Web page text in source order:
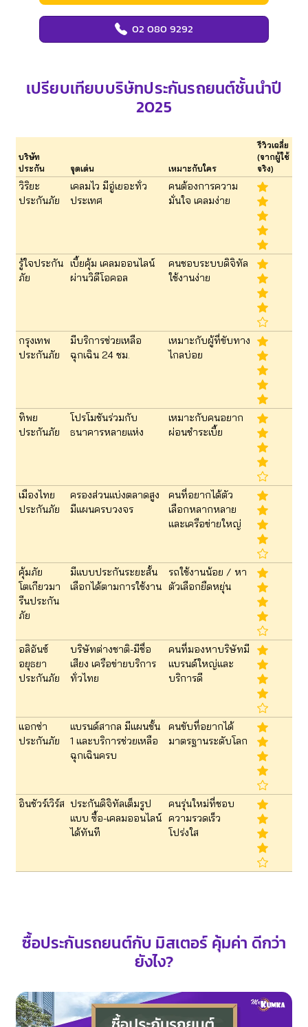
02 080 9292
เปรียบเทียบบริษัทประกันรถยนต์ชั้นนำปี
2025
บริษัท
ประกัน
จุดเด่น เหมาะกับใคร
รีวิวเฉลี่ย
(จากผู้ใช้
จริง)
วิริยะ
ประกันภัย
เคลมไว มีอู่เยอะทั่ว
ประเทศ
คนต้องการความ
มั่นใจ เคลมง่าย
รู้ใจประกัน
ภัย
เบี้ยคุ้ม เคลมออนไลน์
ผ่านวิดีโอคอล
คนชอบระบบดิจิทัล
ใช้งานง่าย
กรุงเทพ
ประกันภัย
มีบริการช่วยเหลือ
ฉุกเฉิน 24 ชม.
เหมาะกับผู้ที่ขับทาง
ไกลบ่อย
ทิพย
ประกันภัย
โปรโมชันร่วมกับ
ธนาคารหลายแห่ง
เหมาะกับคนอยาก
ผ่อนชำระเบี้ย
เมืองไทย
ประกันภัย
ครองส่วนแบ่งตลาดสูง
มีแผนครบวงจร
คนที่อยากได้ตัว
เลือกหลากหลาย
และเครือข่ายใหญ่
คุ้มภัย
โตเกียวมา
รีนประกัน
ภัย
มีแบบประกันระยะสั้น
เลือกได้ตามการใช้งาน
รถใช้งานน้อย / หา
ตัวเลือกยืดหยุ่น
อลิอันซ์
อยุธยา
ประกันภัย
บริษัทต่างชาติ-มีชื่อ
เสียง เครือข่ายบริการ
ทั่วไทย
คนที่มองหาบริษัทมี
แบรนด์ใหญ่และ
บริการดี
แอกซ่า
ประกันภัย
แบรนด์สากล มีแผนชั้น
1 และบริการช่วยเหลือ
ฉุกเฉินครบ
คนขับที่อยากได้
มาตรฐานระดับโลก
อินชัวร์เวิร์ส ประกันดิจิทัลเต็มรูป
แบบ ซื้อ-เคลมออนไลน์
ได้ทันที
คนรุ่นใหม่ที่ชอบ
ความรวดเร็ว
โปร่งใส
ซื้อประกันรถยนต์กับ มิสเตอร์ คุ้มค่า ดีกว่า
ยังไง?